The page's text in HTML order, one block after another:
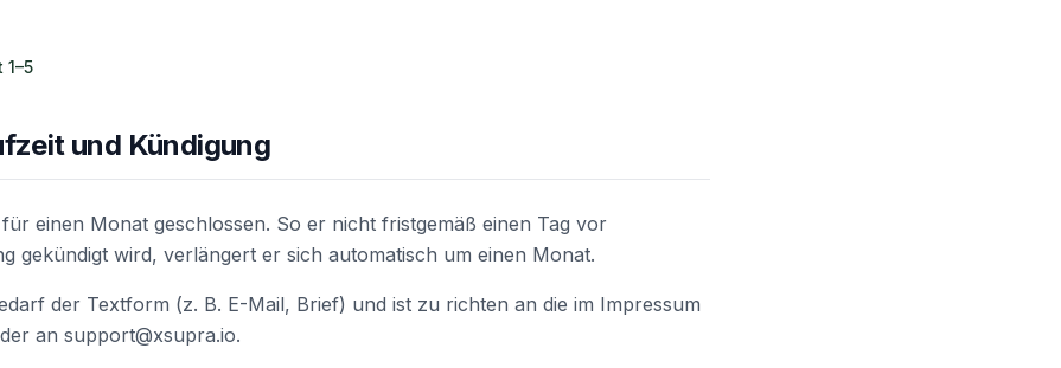
und Kündigung
einen Monat geschlossen. So er nicht fristgemäß einen Tag vor
gekündigt wird, verlängert er sich automatisch um einen Monat.
der Textform (z. B. E-Mail, Brief) und ist zu richten an die im Impressum
an support@xsupra.io.